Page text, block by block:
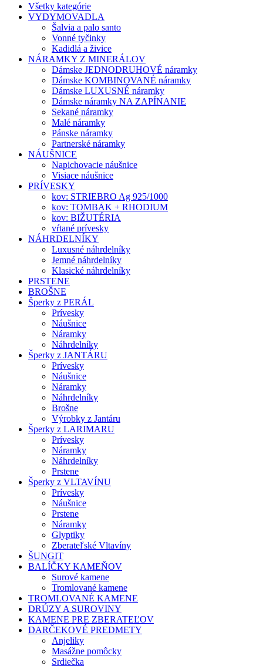
Všetky kategórie
VYDYMOVADLA
Šalvia a palo santo
Vonné tyčinky
Kadidlá a živice
NÁRAMKY Z MINERÁLOV
Dámske JEDNODRUHOVÉ náramky
Dámske KOMBINOVANÉ náramky
Dámske LUXUSNÉ náramky
Dámske náramky NA ZAPÍNANIE
Sekané náramky
Malé náramky
Pánske náramky
Partnerské náramky
NÁUŠNICE
Napichovacie náušnice
Visiace náušnice
PRÍVESKY
kov: STRIEBRO Ag 925/1000
kov: TOMBAK + RHODIUM
kov: BIŽUTÉRIA
vŕtané prívesky
NÁHRDELNÍKY
Luxusné náhrdelníky
Jemné náhrdelníky
Klasické náhrdelníky
PRSTENE
BROŠNE
Šperky z PERÁL
Prívesky
Náušnice
Náramky
Náhrdelníky
Šperky z JANTÁRU
Prívesky
Náušnice
Náramky
Náhrdelníky
Brošne
Výrobky z Jantáru
Šperky z LARIMARU
Prívesky
Náramky
Náhrdelníky
Prstene
Šperky z VLTAVÍNU
Prívesky
Náušnice
Prstene
Náramky
Glyptiky
Zberateľské Vltavíny
ŠUNGIT
BALÍČKY KAMEŇOV
Surové kamene
Tromlované kamene
TROMLOVANÉ KAMENE
DRÚZY A SUROVINY
KAMENE PRE ZBERATEĽOV
DARČEKOVÉ PREDMETY
Anjeliky
Masážne pomôcky
Srdiečka